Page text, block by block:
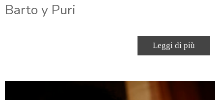
Barto y Puri
Leggi di più